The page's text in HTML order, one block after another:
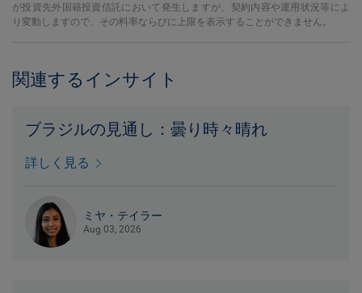
が投資先外国籍投資信託において発生しますが、契約内容や運用状況等によ
り変動しますので、その料率ならびに上限を表示することができません。
関連するインサイト
ブラジルの見通し：曇り時々晴れ
詳しく見る
ミヤ・テイラー
Aug 03, 2026